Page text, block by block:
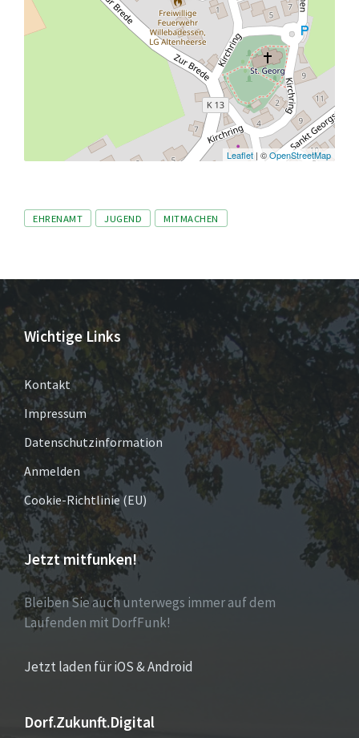
Leaflet | ©OpenStreetMap
Tags
EHRENAMT JUGEND MITMACHEN
Wichtige Links
Kontakt
Impressum
Datenschutzinformation
Anmelden
Cookie-Richtlinie (EU)
Jetzt mitfunken!
Bleiben Sie auch unterwegs immer auf dem
Laufenden mit DorfFunk!
Jetzt laden für iOS & Android
Dorf.Zukunft.Digital